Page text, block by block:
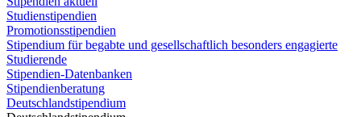
Studienstipendien
Promotionsstipendien
Stipendium für begabte und gesellschaftlich besonders engagierte
Studierende
Stipendien-Datenbanken
Stipendienberatung
Deutschlandstipendium